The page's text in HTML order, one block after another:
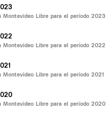
Montevideo Libre para el período 2023
Montevideo Libre para el período 2022
Montevideo Libre para el período 2021
Montevideo Libre para el período 2020